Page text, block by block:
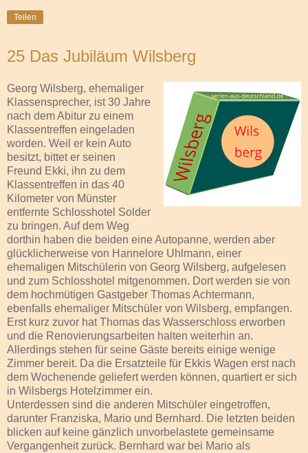
Teilen
25 Das Jubiläum Wilsberg
Georg Wilsberg, ehemaliger
Klassensprecher, ist 30 Jahre
nach dem Abitur zu einem
Klassentreffen eingeladen
worden. Weil er kein Auto
besitzt, bittet er seinen
Freund Ekki, ihn zu dem
Klassentreffen in das 40
Kilometer von Münster
entfernte Schlosshotel Solder
zu bringen. Auf dem Weg
dorthin haben die beiden eine Autopanne, werden aber
glücklicherweise von Hannelore Uhlmann, einer
ehemaligen Mitschülerin von Georg Wilsberg, aufgelesen
und zum Schlosshotel mitgenommen. Dort werden sie von
dem hochmütigen Gastgeber Thomas Achtermann,
ebenfalls ehemaliger Mitschüler von Wilsberg, empfangen.
Erst kurz zuvor hat Thomas das Wasserschloss erworben
und die Renovierungsarbeiten halten weiterhin an.
Allerdings stehen für seine Gäste bereits einige wenige
Zimmer bereit. Da die Ersatzteile für Ekkis Wagen erst nach
dem Wochenende geliefert werden können, quartiert er sich
in Wilsbergs Hotelzimmer ein.
Unterdessen sind die anderen Mitschüler eingetroffen,
darunter Franziska, Mario und Bernhard. Die letzten beiden
blicken auf keine gänzlich unvorbelastete gemeinsame
Vergangenheit zurück. Bernhard war bei Mario als